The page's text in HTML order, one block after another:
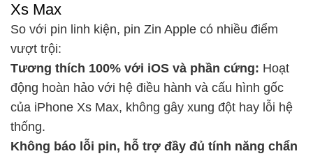
Xs Max
So với pin linh kiện, pin Zin Apple có nhiều điểm
vượt trội:
Tương thích 100% với iOS và phần cứng: Hoạt
động hoàn hảo với hệ điều hành và cấu hình gốc
của iPhone Xs Max, không gây xung đột hay lỗi hệ
thống.
Không báo lỗi pin, hỗ trợ đầy đủ tính năng chẩn